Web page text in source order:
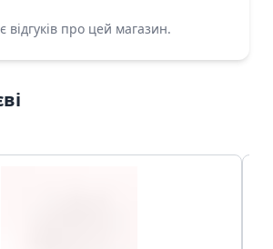
про цей магазин.